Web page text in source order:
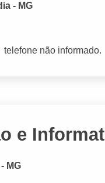
- MG
telefone não informado.
e
MG